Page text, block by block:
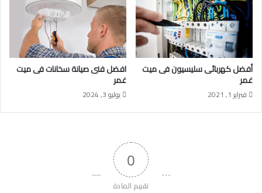
أفضل كهربائى سليسيون فى ميت
غمر
فبراير 1, 2021
افضل فنى صيانة سخانات فى ميت
غمر
يوليو 3, 2024
0
تقييم المادة